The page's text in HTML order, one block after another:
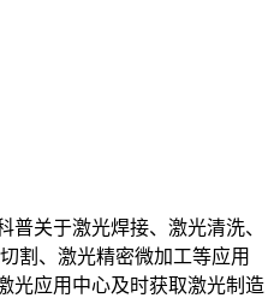
普关于激光焊接、激光清洗、
割、激光精密微加工等应用
光应用中心及时获取激光制造